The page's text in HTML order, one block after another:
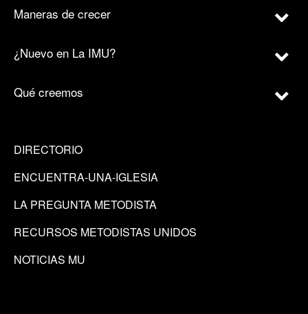
Maneras de crecer
¿Nuevo en La IMU?
Qué creemos
DIRECTORIO
ENCUENTRA-UNA-IGLESIA
LA PREGUNTA METODISTA
RECURSOS METODISTAS UNIDOS
NOTICIAS MU